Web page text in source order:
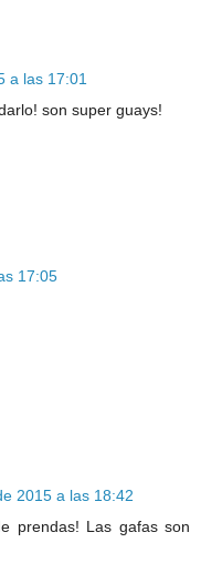
a las 17:01
son super guays!
17:05
2015 a las 18:42
prendas! Las gafas son